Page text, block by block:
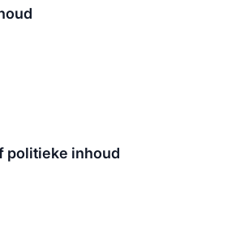
politieke inhoud